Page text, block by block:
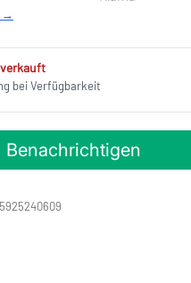
→
bei Verfügbarkeit
Benachrichtigen